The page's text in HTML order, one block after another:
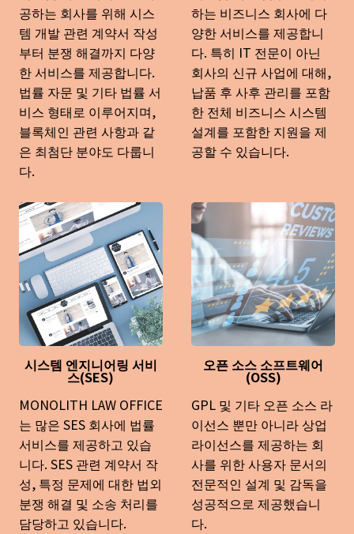
공하는 회사를 위해 시스
템 개발 관련 계약서 작성
부터 분쟁 해결까지 다양
한 서비스를 제공합니다.
법률 자문 및 기타 법률 서
비스 형태로 이루어지며,
블록체인 관련 사항과 같
은 최첨단 분야도 다룹니
다.
하는 비즈니스 회사에 다
양한 서비스를 제공합니
다. 특히 IT 전문이 아닌
회사의 신규 사업에 대해,
납품 후 사후 관리를 포함
한 전체 비즈니스 시스템
설계를 포함한 지원을 제
공할 수 있습니다.
시스템 엔지니어링 서비
스(SES)
MONOLITH LAW OFFICE
는 많은 SES 회사에 법률
서비스를 제공하고 있습
니다. SES 관련 계약서 작
성, 특정 문제에 대한 법외
분쟁 해결 및 소송 처리를
담당하고 있습니다.
오픈 소스 소프트웨어
(OSS)
GPL 및 기타 오픈 소스 라
이선스 뿐만 아니라 상업
라이선스를 제공하는 회
사를 위한 사용자 문서의
전문적인 설계 및 감독을
성공적으로 제공했습니
다.